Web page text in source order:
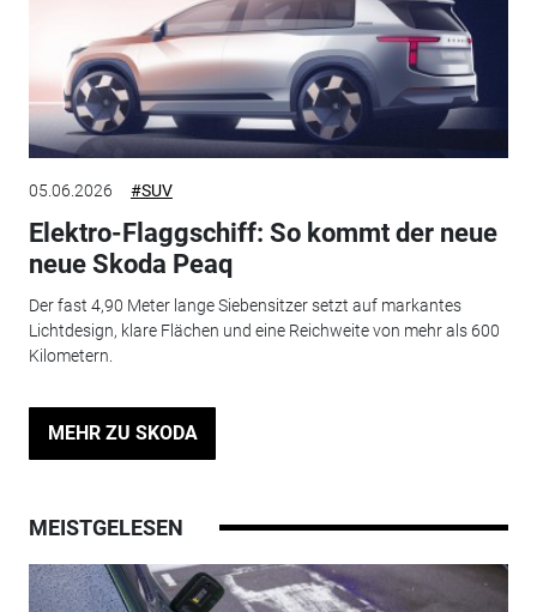
05.06.2026 #SUV
Elektro-Flaggschiff: So kommt der neue
neue Skoda Peaq
Der fast 4,90 Meter lange Siebensitzer setzt auf markantes
Lichtdesign, klare Flächen und eine Reichweite von mehr als 600
Kilometern.
MEHR ZU SKODA
MEISTGELESEN